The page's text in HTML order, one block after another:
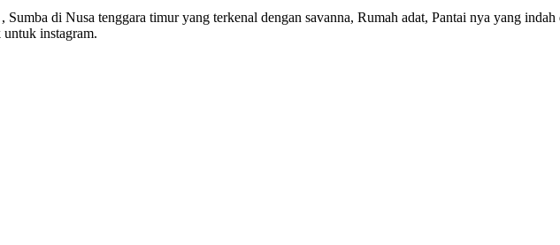
di Nusa tenggara timur yang terkenal dengan savanna, Rumah adat, Pantai nya yang
untuk instagram.